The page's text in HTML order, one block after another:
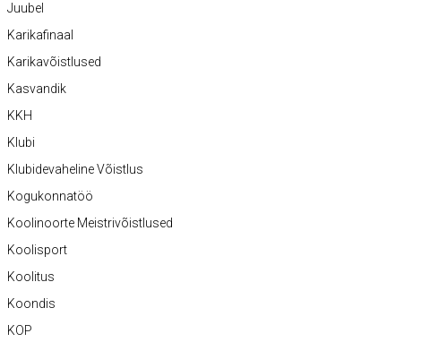
Juubel
Karikafinaal
Karikavõistlused
Kasvandik
KKH
Klubi
Klubidevaheline Võistlus
Kogukonnatöö
Koolinoorte Meistrivõistlused
Koolisport
Koolitus
Koondis
KOP